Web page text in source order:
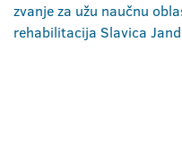
zvanje za užu naučnu
rehabilitacija Slavica